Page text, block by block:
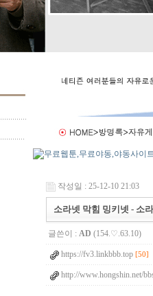
작성일 : 25-12-10 21:03
소라넷 막힘 밍키넷 - 소
글쓴이 : AD (154.♡.63.10)
https://fv3.linkbbb.top [50]
http://www.hongshin.net/